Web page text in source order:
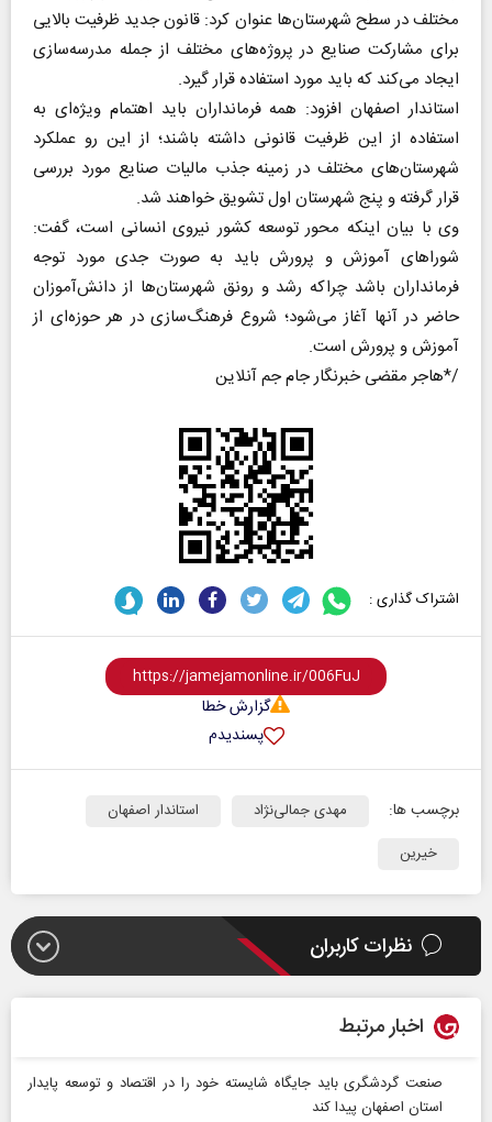
مختلف در سطح شهرستان‌ها عنوان کرد: قانون جدید ظرفیت بالایی
برای مشارکت صنایع در پروژه‌های مختلف از جمله مدرسه‌سازی
ایجاد می‌کند که باید مورد استفاده قرار گیرد.
استاندار اصفهان افزود: همه فرمانداران باید اهتمام ویژه‌ای به
استفاده از این ظرفیت قانونی داشته باشند؛ از این رو عملکرد
شهرستان‌های مختلف در زمینه جذب مالیات صنایع مورد بررسی
قرار گرفته و پنج شهرستان اول تشویق خواهند شد.
وی با بیان اینکه محور توسعه کشور نیروی انسانی است، گفت:
شوراهای آموزش و پرورش باید به صورت جدی مورد توجه
فرمانداران باشد چراکه رشد و رونق شهرستان‌ها از دانش‌آموزان
حاضر در آنها آغاز می‌شود؛ شروع فرهنگ‌سازی در هر حوزه‌ای از
آموزش و پرورش است.
هاجر مقضی خبرنگار جام جم آنلاین*/
اشتراک گذاری :
گزارش خطا
پسندیدم
برچسب ها: مهدی جمالی‌نژاد
استاندار اصفهان
خیرین
نظرات کاربران
اخبار مرتبط
صنعت گردشگری باید جایگاه شایسته خود را در اقتصاد و توسعه پایدار
استان اصفهان پیدا کند